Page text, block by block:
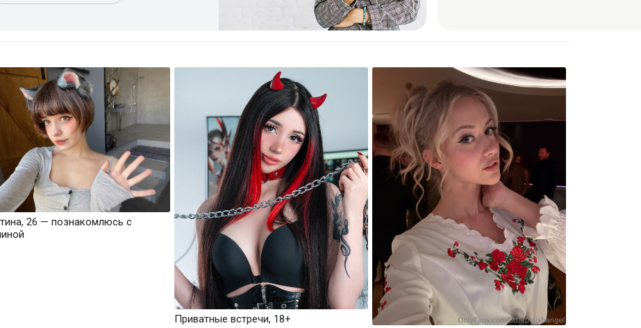
26 — познакомлюсь с
Приватные встречи, 18+